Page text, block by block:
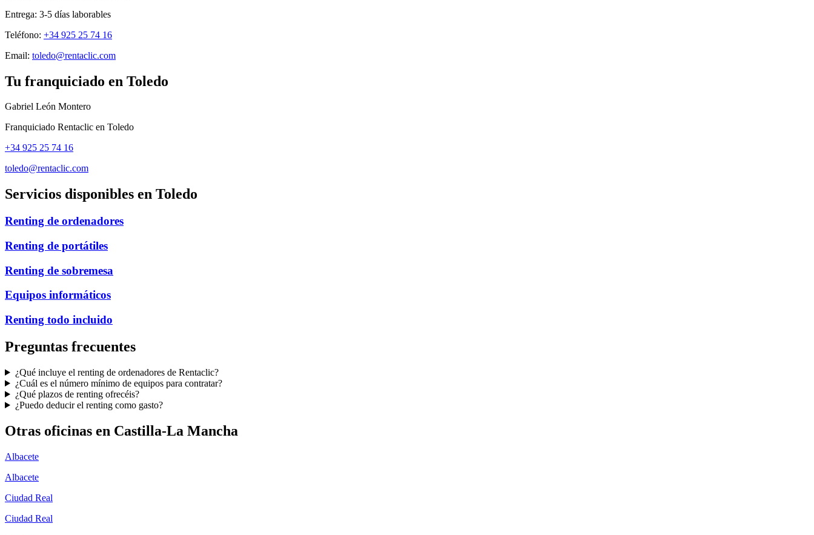
Entrega: 3-5 días laborables
Teléfono: +34 925 25 74 16
Email: toledo@rentaclic.com
Tu franquiciado en Toledo
Gabriel León Montero
Franquiciado Rentaclic en Toledo
+34 925 25 74 16
toledo@rentaclic.com
Servicios disponibles en Toledo
Renting de ordenadores
Renting de portátiles
Renting de sobremesa
Equipos informáticos
Renting todo incluido
Preguntas frecuentes
¿Qué incluye el renting de ordenadores de Rentaclic?
¿Cuál es el número mínimo de equipos para contratar?
¿Qué plazos de renting ofrecéis?
¿Puedo deducir el renting como gasto?
Otras oficinas en Castilla-La Mancha
Albacete
Albacete
Ciudad Real
Ciudad Real